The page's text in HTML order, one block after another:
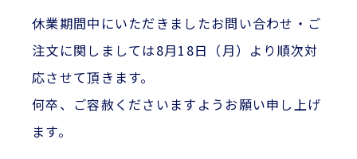
休業期間中にいただきましたお問い合わせ・ご
注文に関しましては8月18日（月）より順次対
応させて頂きます。
何卒、ご容赦くださいますようお願い申し上げ
ます。